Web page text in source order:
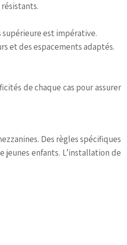
est impérative.
et des espacements adaptés.
de chaque cas pour assurer
Des règles spécifiques
jeunes enfants. L’installation de